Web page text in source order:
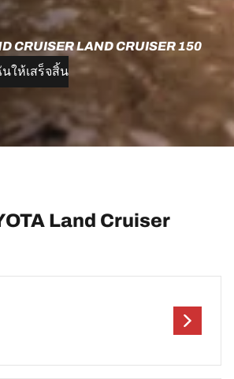
CRUISER LAND CRUISER 150
ให้เสร็จสิ้น
Land Cruiser